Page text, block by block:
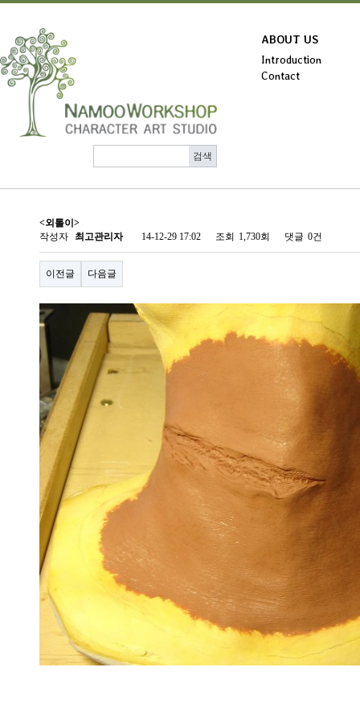
ABOUT US
Introduction
Contact
<외톨이>
작성자
최고관리자 14-12-29 17:02 조회 1,730회 댓글 0건
이전글 다음글